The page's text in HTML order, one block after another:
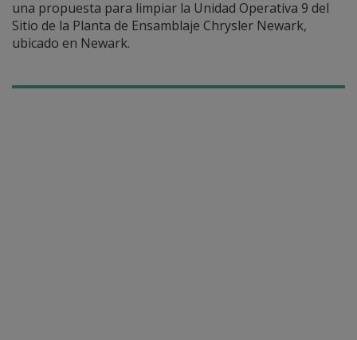
una propuesta para limpiar la Unidad Operativa 9 del
Sitio de la Planta de Ensamblaje Chrysler Newark,
ubicado en Newark.